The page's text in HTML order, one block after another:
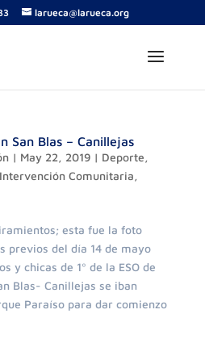
larueca@larueca.org
San Blas – Canillejas
| May 22, 2019| Deporte,
Intervención Comunitaria,
esta fue la foto
previos del día 14 de mayo
y chicas de 1º de la ESO de
Blas- Canillejas se iban
Paraíso para dar comienzo